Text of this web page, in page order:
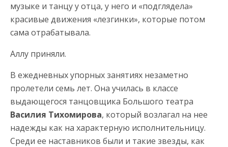
музыке и танцу у отца, у него и «подглядела»
красивые движения «лезгинки», которые потом
сама отрабатывала.
Аллу приняли.
В ежедневных упорных занятиях незаметно
пролетели семь лет. Она училась в классе
выдающегося танцовщика Большого театра
Василия Тихомирова, который возлагал на нее
надежды как на характерную исполнительницу.
Среди ее наставников были и такие звезды, как